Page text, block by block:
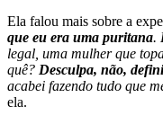
Ela falou mais sobre a
que eu era uma puritana.
legal, uma mulher que
quê? Desculpa, não,
acabei fazendo tudo que
ela.